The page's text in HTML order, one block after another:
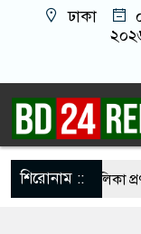
ঢাকা
শিরোনাম ::তালিকা প্রণয়ন